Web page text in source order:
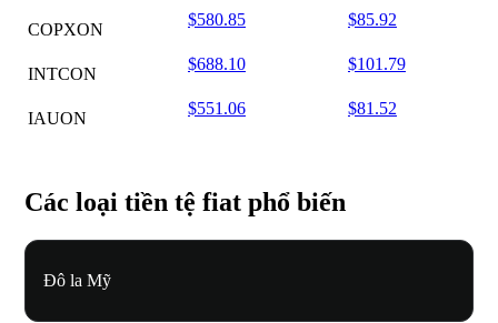
COPXON
$580.85 $85.92
INTCON
$688.10 $101.79
IAUON
$551.06 $81.52
Các loại tiền tệ fiat phổ biến
Đô la Mỹ